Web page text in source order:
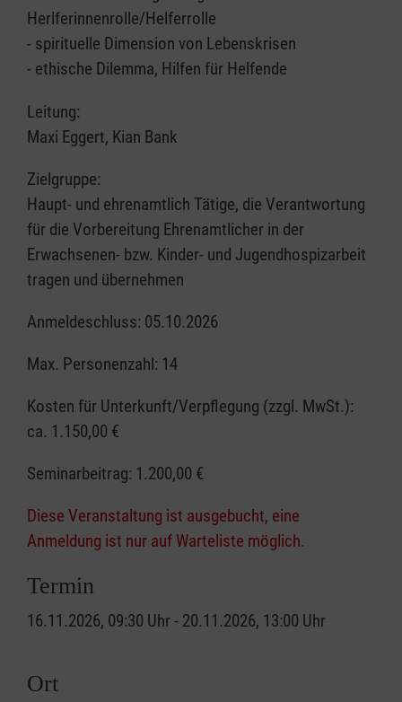
Herlferinnenrolle/Helferrolle
- spirituelle Dimension von Lebenskrisen
- ethische Dilemma, Hilfen für Helfende
Leitung:
Maxi Eggert, Kian Bank
Zielgruppe:
Haupt- und ehrenamtlich Tätige, die Verantwortung
für die Vorbereitung Ehrenamtlicher in der
Erwachsenen- bzw. Kinder- und Jugendhospizarbeit
tragen und übernehmen
Anmeldeschluss: 05.10.2026
Max. Personenzahl: 14
Kosten für Unterkunft/Verpflegung (zzgl. MwSt.):
ca. 1.150,00 €
Seminarbeitrag: 1.200,00 €
Diese Veranstaltung ist ausgebucht, eine
Anmeldung ist nur auf Warteliste möglich.
Termin
16.11.2026, 09:30 Uhr - 20.11.2026, 13:00 Uhr
Ort